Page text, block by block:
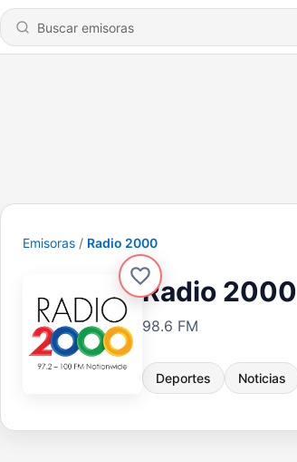
Emisoras Radio 2000
Radio 2000
98.6 FM
Deportes Noticias